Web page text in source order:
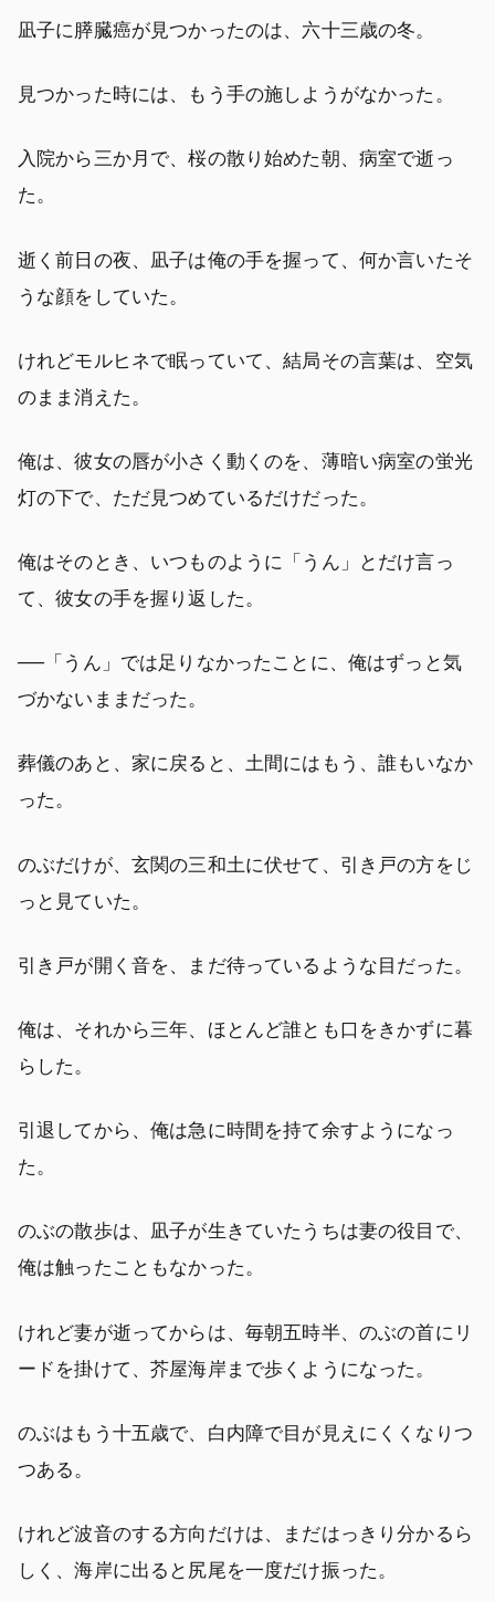
凪子に膵臓癌が見つかったのは、六十三歳の冬。
見つかった時には、もう手の施しようがなかった。
入院から三か月で、桜の散り始めた朝、病室で逝っ
た。
逝く前日の夜、凪子は俺の手を握って、何か言いたそ
うな顔をしていた。
けれどモルヒネで眠っていて、結局その言葉は、空気
のまま消えた。
俺は、彼女の唇が小さく動くのを、薄暗い病室の蛍光
灯の下で、ただ見つめているだけだった。
俺はそのとき、いつものように「うん」とだけ言っ
て、彼女の手を握り返した。
──「うん」では足りなかったことに、俺はずっと気
づかないままだった。
葬儀のあと、家に戻ると、土間にはもう、誰もいなか
った。
のぶだけが、玄関の三和土に伏せて、引き戸の方をじ
っと見ていた。
引き戸が開く音を、まだ待っているような目だった。
俺は、それから三年、ほとんど誰とも口をきかずに暮
らした。
引退してから、俺は急に時間を持て余すようになっ
た。
のぶの散歩は、凪子が生きていたうちは妻の役目で、
俺は触ったこともなかった。
けれど妻が逝ってからは、毎朝五時半、のぶの首にリ
ードを掛けて、芥屋海岸まで歩くようになった。
のぶはもう十五歳で、白内障で目が見えにくくなりつ
つある。
けれど波音のする方向だけは、まだはっきり分かるら
しく、海岸に出ると尻尾を一度だけ振った。